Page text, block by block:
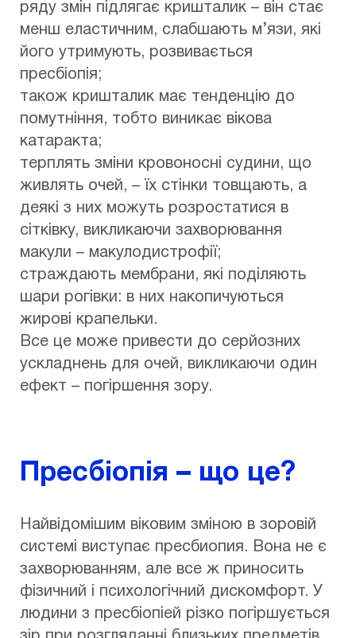
ряду змін підлягає кришталик – він стає
менш еластичним, слабшають м’язи, які
його утримують, розвивається
пресбіопія;
також кришталик має тенденцію до
помутніння, тобто виникає вікова
катаракта;
терплять зміни кровоносні судини, що
живлять очей, – їх стінки товщають, а
деякі з них можуть розростатися в
сітківку, викликаючи захворювання
макули – макулодистрофії;
страждають мембрани, які поділяють
шари рогівки: в них накопичуються
жирові крапельки.
Все це може привести до серйозних
ускладнень для очей, викликаючи один
ефект – погіршення зору.
Пресбіопія – що це?
Найвідомішим віковим зміною в зоровій
системі виступає пресбиопия. Вона не є
захворюванням, але все ж приносить
фізичний і психологічний дискомфорт. У
людини з пресбіопіей різко погіршується